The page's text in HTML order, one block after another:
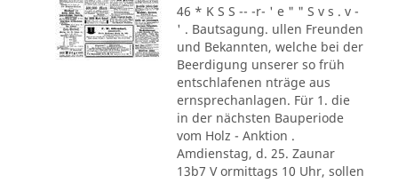
46 * K S S -- -r- ' e " " S v s . v -
' . Bautsagung. ullen Freunden
und Bekannten, welche bei der
Beerdigung unserer so früh
entschlafenen nträge aus
ernsprechanlagen. Für 1. die
in der nächsten Bauperiode
vom Holz - Anktion .
Amdienstag, d. 25. Zaunar
13b7 V ormittags 10 Uhr, sollen